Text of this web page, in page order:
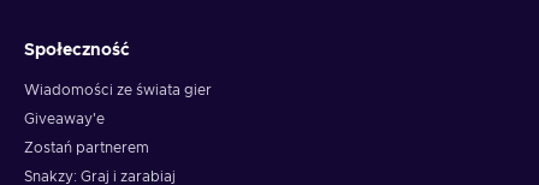
Społeczność
Wiadomości ze świata gier
Giveaway'e
Zostań partnerem
Snakzy: Graj i zarabiaj